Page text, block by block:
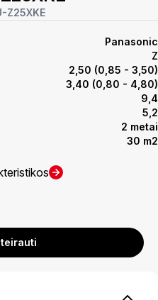
Z25XKE
Panasonic
Z
2,50 (0,85 - 3,50)
3,40 (0,80 - 4,80)
9,4
5,2
2 metai
30 m2